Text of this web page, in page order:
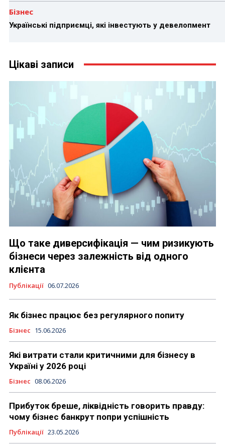
Бізнес
Українські підприємці, які інвестують у девелопмент
Цікаві записи
Що таке диверсифікація — чим ризикують
бізнеси через залежність від одного
клієнта
Публікації 06.07.2026
Як бізнес працює без регулярного попиту
Бізнес 15.06.2026
Які витрати стали критичними для бізнесу в
Україні у 2026 році
Бізнес 08.06.2026
Прибуток бреше, ліквідність говорить правду:
чому бізнес банкрут попри успішність
Публікації 23.05.2026